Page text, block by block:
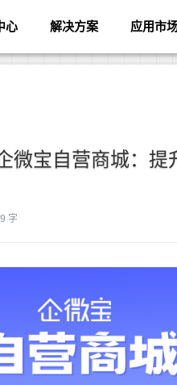
心 解决方案 应用市
微宝自营商城：提
字